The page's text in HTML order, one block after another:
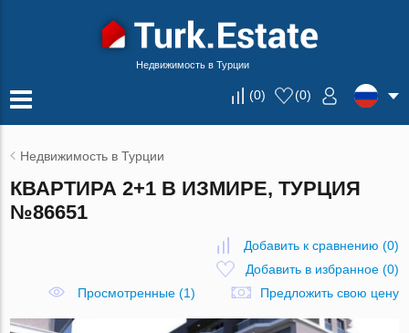
Недвижимость в Турции
(0) (0)
Недвижимость в Турции
КВАРТИРА 2+1 В ИЗМИРЕ, ТУРЦИЯ
№86651
Добавить к сравнению (0)
Добавить в избранное(0)
Просмотренные (1)
Предложить свою цену